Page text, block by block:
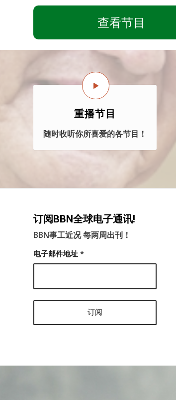
查看节目
重播节目
随时收听你所喜爱的各节目！
订阅BBN全球电子通讯!
BBN事工近况 每两周出刊！
电子邮件地址 *